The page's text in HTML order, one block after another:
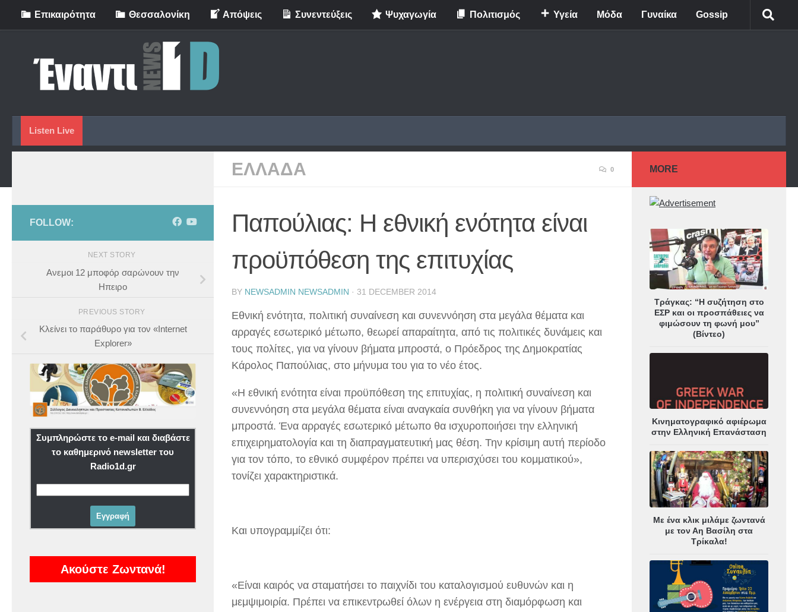
Skip to content
Eπικαιρότητα Θεσσαλονίκη Απόψεις Συνεντεύξεις Ψυχαγωγία Πολιτισμός Υγεία Μόδα Γυναίκα Gossip
Listen Live
ΕΛΛΑΔΑ 0
Παπούλιας: Η εθνική ενότητα είναι
προϋπόθεση της επιτυχίας
BY NEWSADMIN NEWSADMIN · 31 DECEMBER 2014
Εθνική ενότητα, πολιτική συναίνεση και συνεννόηση στα μεγάλα θέματα και
αρραγές εσωτερικό μέτωπο, θεωρεί απαραίτητα, από τις πολιτικές δυνάμεις και
τους πολίτες, για να γίνουν βήματα μπροστά, ο Πρόεδρος της Δημοκρατίας
Κάρολος Παπούλιας, στο μήνυμα του για το νέο έτος.
«Η εθνική ενότητα είναι προϋπόθεση της επιτυχίας, η πολιτική συναίνεση και
συνεννόηση στα μεγάλα θέματα είναι αναγκαία συνθήκη για να γίνουν βήματα
μπροστά. Ένα αρραγές εσωτερικό μέτωπο θα ισχυροποιήσει την ελληνική
επιχειρηματολογία και τη διαπραγματευτική μας θέση. Την κρίσιμη αυτή περίοδο
για τον τόπο, το εθνικό συμφέρον πρέπει να υπερισχύσει του κομματικού»,
τονίζει χαρακτηριστικά.
Και υπογραμμίζει ότι:
«Είναι καιρός να σταματήσει το παιχνίδι του καταλογισμού ευθυνών και η
μεμψιμοιρία. Πρέπει να επικεντρωθεί όλων η ενέργεια στη διαμόρφωση και
FOLLOW:
NEXT STORY
Ανεμοι 12 μποφόρ σαρώνουν την
Ηπειρο
PREVIOUS STORY
Κλείνει το παράθυρο για τον «Internet
Explorer»
Συμπληρώστε το e-mail και διαβάστε
το καθημερινό newsletter του
Radio1d.gr
Ακούστε Ζωντανά!
MORE
Τράγκας: “Η συζήτηση στο
ΕΣΡ και οι προσπάθειες να
φιμώσουν τη φωνή μου”
(Βίντεο)
Κινηματογραφικό αφιέρωμα
στην Ελληνική Επανάσταση
Με ένα κλικ μιλάμε ζωντανά
με τον Αη Βασίλη στα
Τρίκαλα!